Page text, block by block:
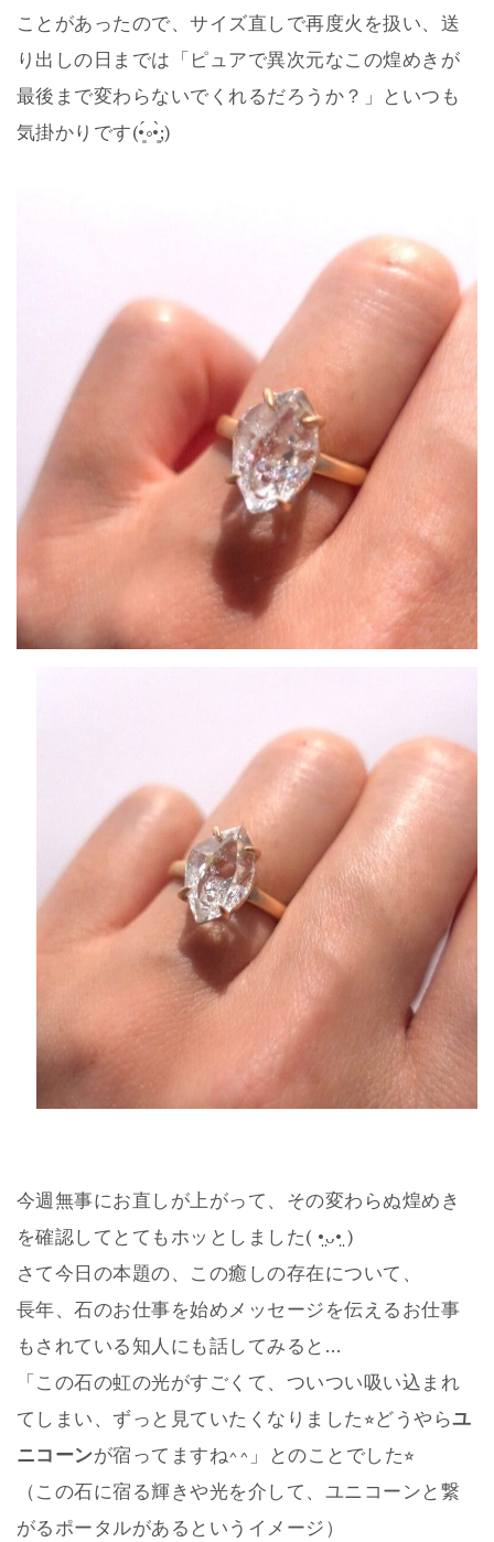
ことがあったので、サイズ直しで再度火を扱い、送
り出しの日までは「ピュアで異次元なこの煌めきが
最後まで変わらないでくれるだろうか？」といつも
気掛かりです(•͈́༚•͈̀;)
今週無事にお直しが上がって、その変わらぬ煌めき
を確認してとてもホッとしました( •̤ᴗ•̤ )
さて今日の本題の、この癒しの存在について、
長年、石のお仕事を始めメッセージを伝えるお仕事
もされている知人にも話してみると…
「この石の虹の光がすごくて、ついつい吸い込まれ
てしまい、ずっと見ていたくなりました⭐︎どうやらユ
ニコーンが宿ってますね^^」とのことでした⭐︎
（この石に宿る輝きや光を介して、ユニコーンと繋
がるポータルがあるというイメージ）